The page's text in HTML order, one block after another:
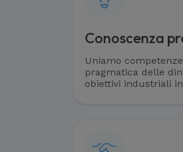
Conoscenza
Uniamo
pragmatica delle
obiettivi industriali